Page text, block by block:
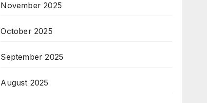
November 2025
October 2025
September 2025
August 2025